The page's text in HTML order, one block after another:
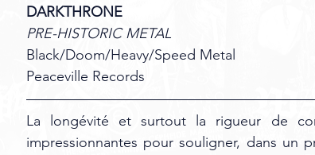
DARKTHRONE
PRE-HISTORIC METAL
Black/Doom/Heavy/Speed Metal
Peaceville Records
La longévité et surtout la rigueur de
impressionnantes pour souligner, dans un